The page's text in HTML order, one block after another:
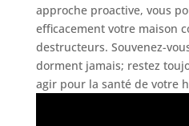
approche proactive, vous
efficacement votre maison
destructeurs. Souvenez-
dorment jamais; restez
agir pour la santé de votre